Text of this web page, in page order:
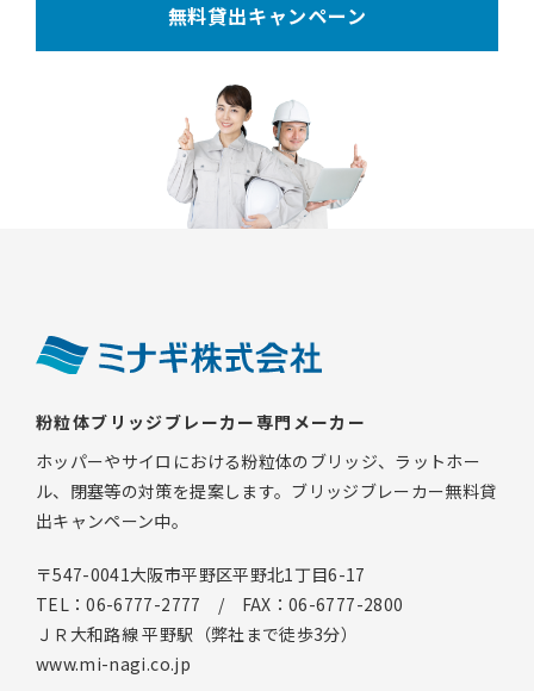
無料貸出キャンペーン
粉粒体ブリッジブレーカー専門メーカー
ホッパーやサイロにおける粉粒体のブリッジ、ラットホー
ル、閉塞等の対策を提案します。ブリッジブレーカー無料貸
出キャンペーン中。
〒547-0041大阪市平野区平野北1丁目6-17
TEL：06-6777-2777 / FAX：06-6777-2800
ＪＲ大和路線 平野駅（弊社まで徒歩3分）
www.mi-nagi.co.jp